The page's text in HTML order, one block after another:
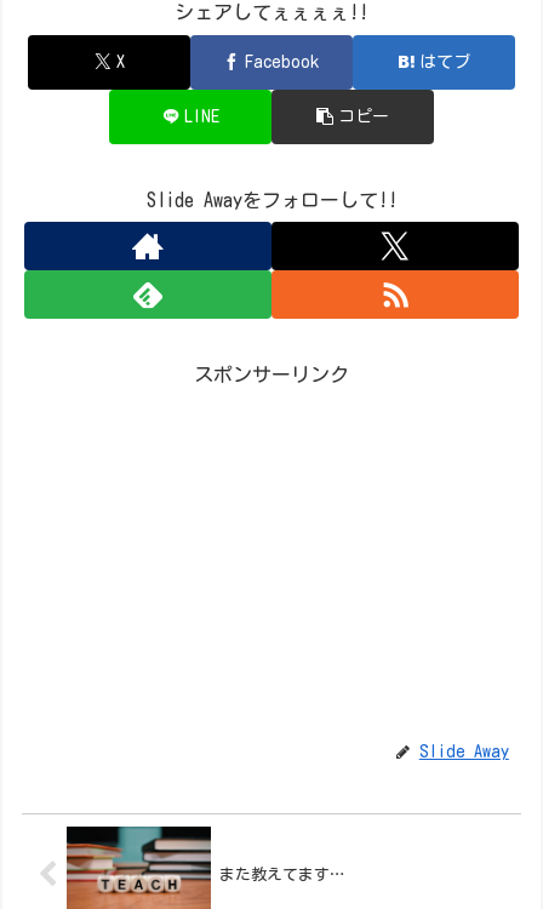
シェアしてぇぇぇぇ!!
X Facebook はてブ
LINE コピー
Slide Awayをフォローして!!
スポンサーリンク
Slide Away
また教えてます…